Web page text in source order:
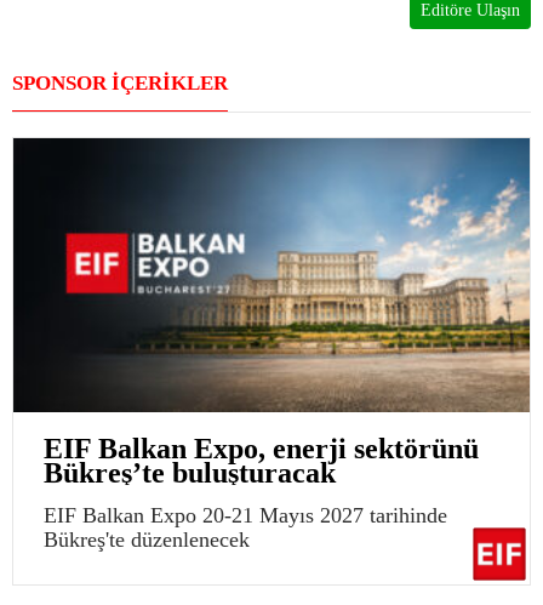
Editöre Ulaşın
SPONSOR İÇERİKLER
EIF Balkan Expo, enerji sektörünü
Bükreş’te buluşturacak
EIF Balkan Expo 20-21 Mayıs 2027 tarihinde
Bükreş'te düzenlenecek